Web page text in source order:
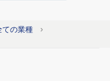
ての業種